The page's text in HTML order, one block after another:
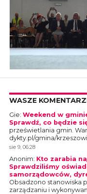
WASZE
Gie: Weekend w
Sprawdź, co będzie
prześwietlania gmin.
dykty.pl/gmina/
sie 9, 06:28
Anonim: Kto zarabia
Sprawdziliśmy
samorządowców,
Obsadzono stanowiska
zarządzaniu i